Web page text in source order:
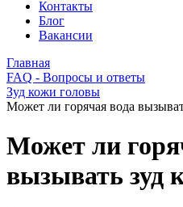
Контакты
Блог
Вакансии
Главная
FAQ - Вопросы и ответы
Зуд кожи головы
Может ли горячая вода
Может ли
вызывать зуд